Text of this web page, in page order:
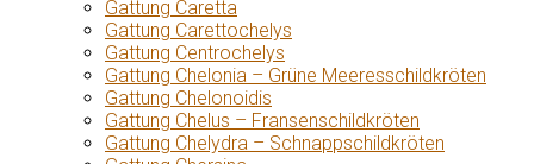
Gattung Caretta
Gattung Carettochelys
Gattung Centrochelys
Gattung Chelonia – Grüne Meeresschildkröten
Gattung Chelonoidis
Gattung Chelus – Fransenschildkröten
Gattung Chelydra – Schnappschildkröten